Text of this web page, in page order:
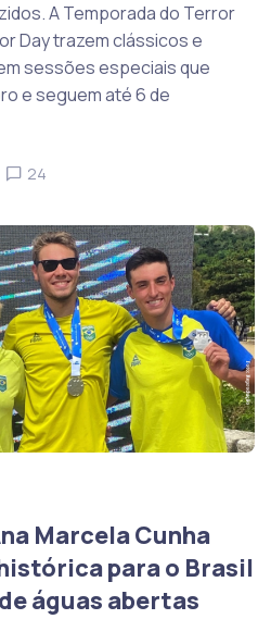
A Temporada do Terror
Day trazem clássicos e
sessões especiais que
e seguem até 6 de
24
Marcela Cunha
para o Brasil
águas abertas